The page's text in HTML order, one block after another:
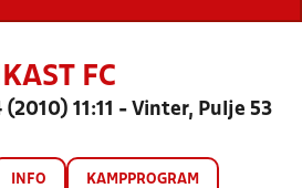
IKAST FC
(2010) 11:11 - Vinter, Pulje 53
INFO KAMPPROGRAM